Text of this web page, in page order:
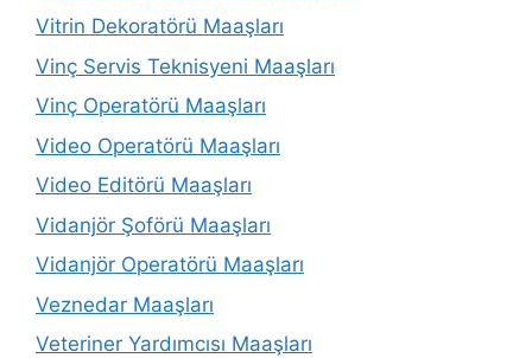
Vitrin Dekoratörü Maaşları
Vinç Servis Teknisyeni Maaşları
Vinç Operatörü Maaşları
Video Operatörü Maaşları
Video Editörü Maaşları
Vidanjör Şoförü Maaşları
Vidanjör Operatörü Maaşları
Veznedar Maaşları
Veteriner Yardımcısı Maaşları